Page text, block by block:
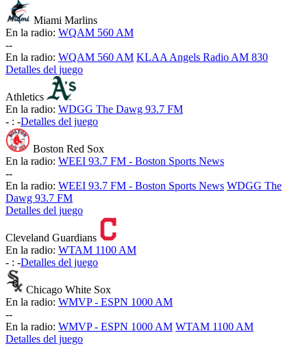
Miami Marlins
En la radio: WQAM 560 AM
--
En la radio: WQAM 560 AM KLAA Angels Radio AM 830
Detalles del juego
Athletics
En la radio: WDGG The Dawg 93.7 FM
- : -Detalles del juego
Boston Red Sox
En la radio: WEEI 93.7 FM - Boston Sports News
--
En la radio: WEEI 93.7 FM - Boston Sports News WDGG The
Dawg 93.7 FM
Detalles del juego
Cleveland Guardians
En la radio: WTAM 1100 AM
- : -Detalles del juego
Chicago White Sox
En la radio: WMVP - ESPN 1000 AM
--
En la radio: WMVP - ESPN 1000 AM WTAM 1100 AM
Detalles del juego